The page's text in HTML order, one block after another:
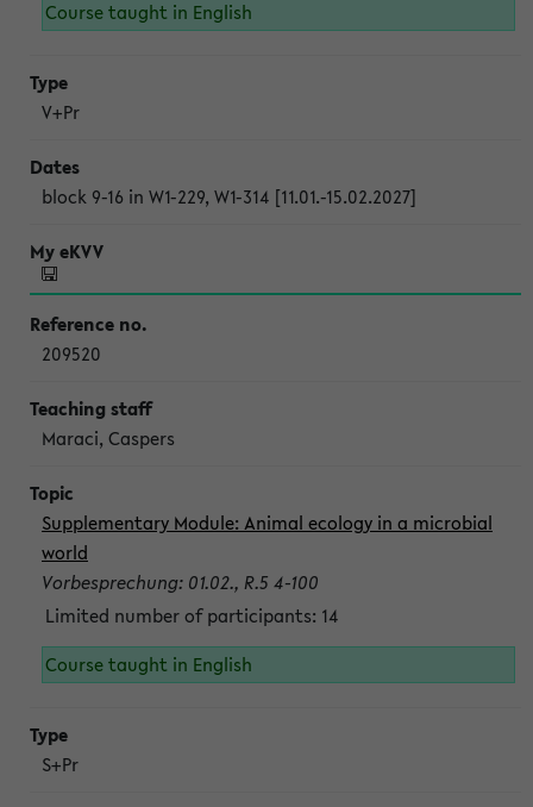
Course taught in English
V+Pr
block 9-16 in W1-229, W1-314 [11.01.-15.02.2027]
209520
Maraci, Caspers
Supplementary Module: Animal ecology in a microbial
world
Vorbesprechung: 01.02., R.5 4-100
Limited number of participants: 14
Course taught in English
S+Pr